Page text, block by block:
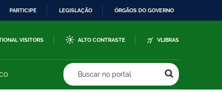
PARTICIPE LEGISLAÇÃO ÓRGÃOS DO GOVERNO
VISITORS ALTO CONTRASTE VLIBRAS
Buscar no portal